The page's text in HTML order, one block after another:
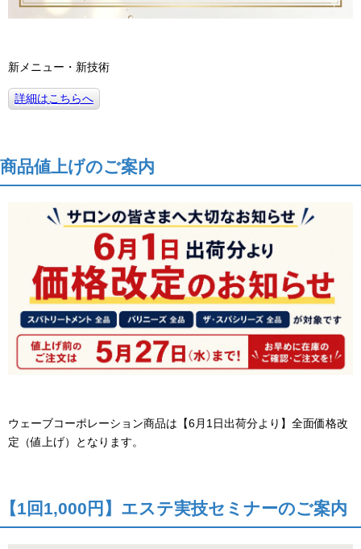
新メニュー・新技術
詳細はこちらへ
商品値上げのご案内
ウェーブコーポレーション商品は【6月1日出荷分より】全面価格改
定（値上げ）となります。
【1回1,000円】エステ実技セミナーのご案内